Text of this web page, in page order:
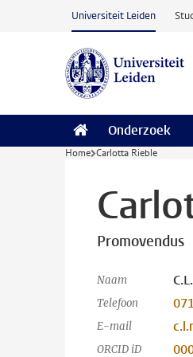
Ga naar hoofdinhoud
Universiteit Leiden
Onderzoek
Home Carlotta Rieble
Promovendus
Naam
Telefoon
E-mail
ORCID iD